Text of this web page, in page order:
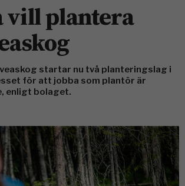
vill plantera
startar nu två planteringslag i
för att jobba som plantör är
enligt bolaget.